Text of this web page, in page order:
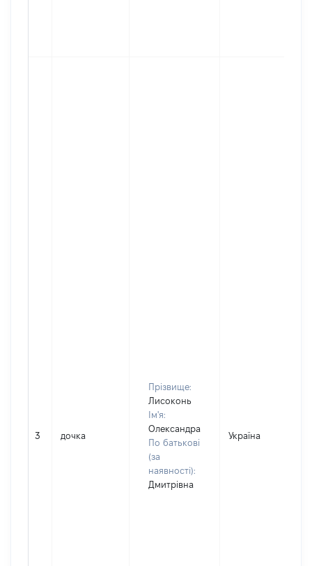
3 дочка
Прізвище:
Лисоконь
Ім'я:
Олександра
По батькові
(за
наявності):
Дмитрівна
Україна